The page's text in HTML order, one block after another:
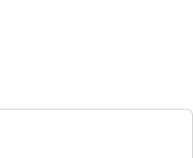
op zijn plaats te blijven in
huis of de drager tijdens